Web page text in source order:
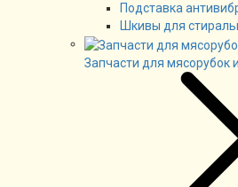
Подставка
Шкивы для
Запчасти для мясорубок